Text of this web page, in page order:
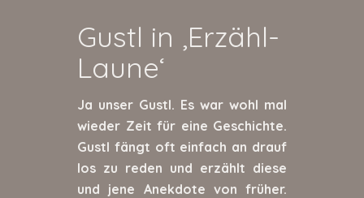
Gustl in ‚Erzähl-
Laune‘
Ja unser Gustl. Es war wohl mal
wieder Zeit für eine Geschichte.
Gustl fängt oft einfach an drauf
los zu reden und erzählt diese
und jene Anekdote von früher.